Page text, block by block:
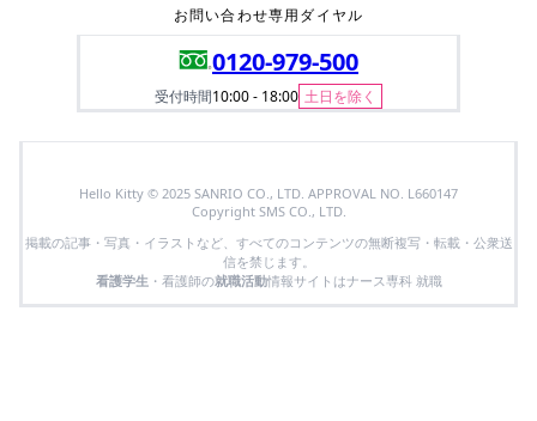
お問い合わせ専用ダイヤル
0120-979-500
受付時間10:00 - 18:00 土日を除く
Hello Kitty © 2025 SANRIO CO., LTD. APPROVAL NO. L660147
Copyright SMS CO., LTD.
掲載の記事・写真・イラストなど、すべてのコンテンツの無断複写・転載・公衆送
信を禁じます。
看護学生・看護師の就職活動情報サイトはナース専科 就職